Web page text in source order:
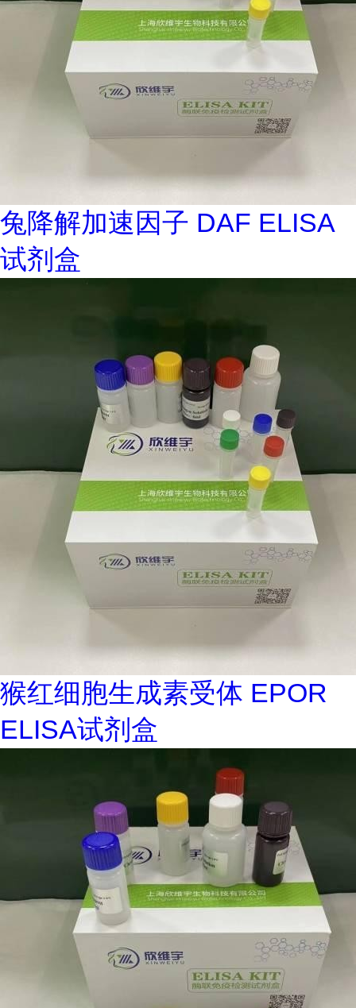
兔降解加速因子 DAF ELISA
试剂盒
猴红细胞生成素受体 EPOR
ELISA试剂盒